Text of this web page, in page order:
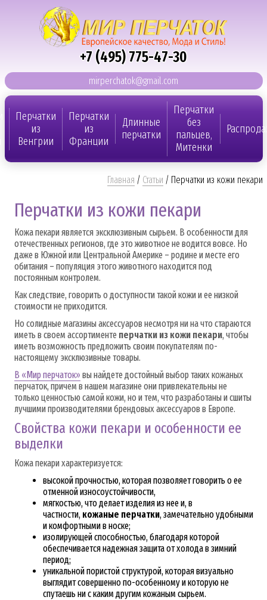
+7 (495) 775-47-30
mirperchatok@gmail.com
Перчатки
из
Венгрии
Перчатки
из
Франции
Длинные
перчатки
Перчатки
без
пальцев,
Митенки
Главная / Статьи / Перчатки из кожи пекари
Перчатки из кожи пекари
Кожа пекари является эксклюзивным сырьем. В особенности для
отечественных регионов, где это животное не водится вовсе. Но
даже в Южной или Центральной Америке – родине и месте его
обитания – популяция этого животного находится под
постоянным контролем.
Как следствие, говорить о доступности такой кожи и ее низкой
стоимости не приходится.
Но солидные магазины аксессуаров несмотря ни на что стараются
иметь в своем ассортименте перчатки из кожи пекари, чтобы
иметь возможность предложить своим покупателям по-
настоящему эксклюзивные товары.
В «Мир перчаток» вы найдете достойный выбор таких кожаных
перчаток, причем в нашем магазине они привлекательны не
только ценностью самой кожи, но и тем, что разработаны и сшиты
лучшими производителями брендовых аксессуаров в Европе.
Свойства кожи пекари и особенности ее
выделки
Кожа пекари характеризуется:
высокой прочностью, которая позволяет говорить о ее
отменной износоустойчивости,
мягкостью, что делает изделия из нее и, в
частности, кожаные перчатки, замечательно удобными
и комфортными в носке;
изолирующей способностью, благодаря которой
обеспечивается надежная защита от холода в зимний
период;
уникальной пористой структурой, которая визуально
выглядит совершенно по-особенному и которую не
спутаешь ни с каким другим кожаным сырьем.